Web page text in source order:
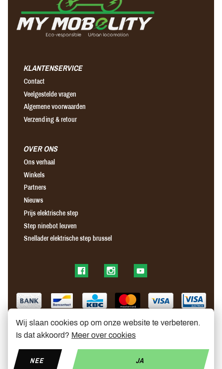
KLANTENSERVICE
Contact
Veelgestelde vragen
Algemene voorwaarden
Verzending & retour
OVER ONS
Ons verhaal
Winkels
Partners
Nieuws
Prijs elektrische step
Step ninebot leuven
Snellader elektrische step brussel
Find us on FacebookFind us on InstagramFind us on YouTube
Wij slaan cookies op om onze website te verbeteren.
Is dat akkoord? Meer over cookies
NEE JA